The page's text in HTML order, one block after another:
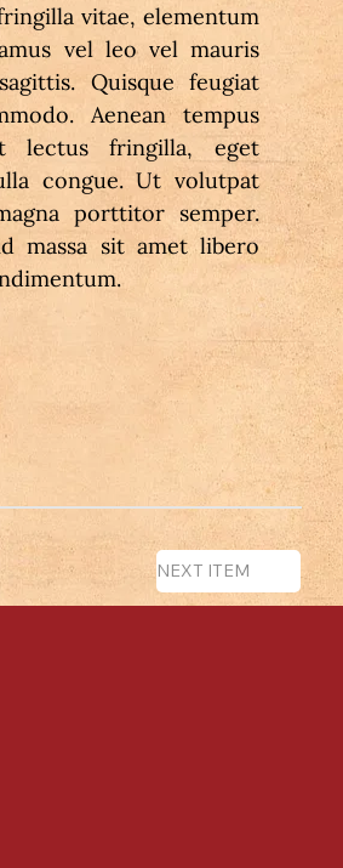
vitae, elementum
vel leo vel mauris
Quisque feugiat
Aenean tempus
lectus fringilla, eget
congue. Ut volutpat
porttitor semper.
massa sit amet libero
NEXT ITEM